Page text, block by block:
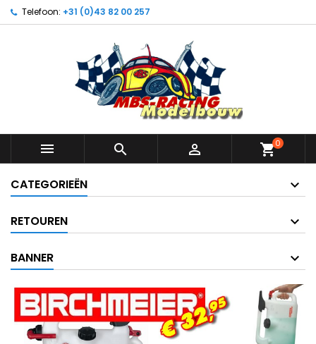
Telefoon: +31 (0)43 82 00 257
   shopping_cart0
CATEGORIEËN
RETOUREN
BANNER